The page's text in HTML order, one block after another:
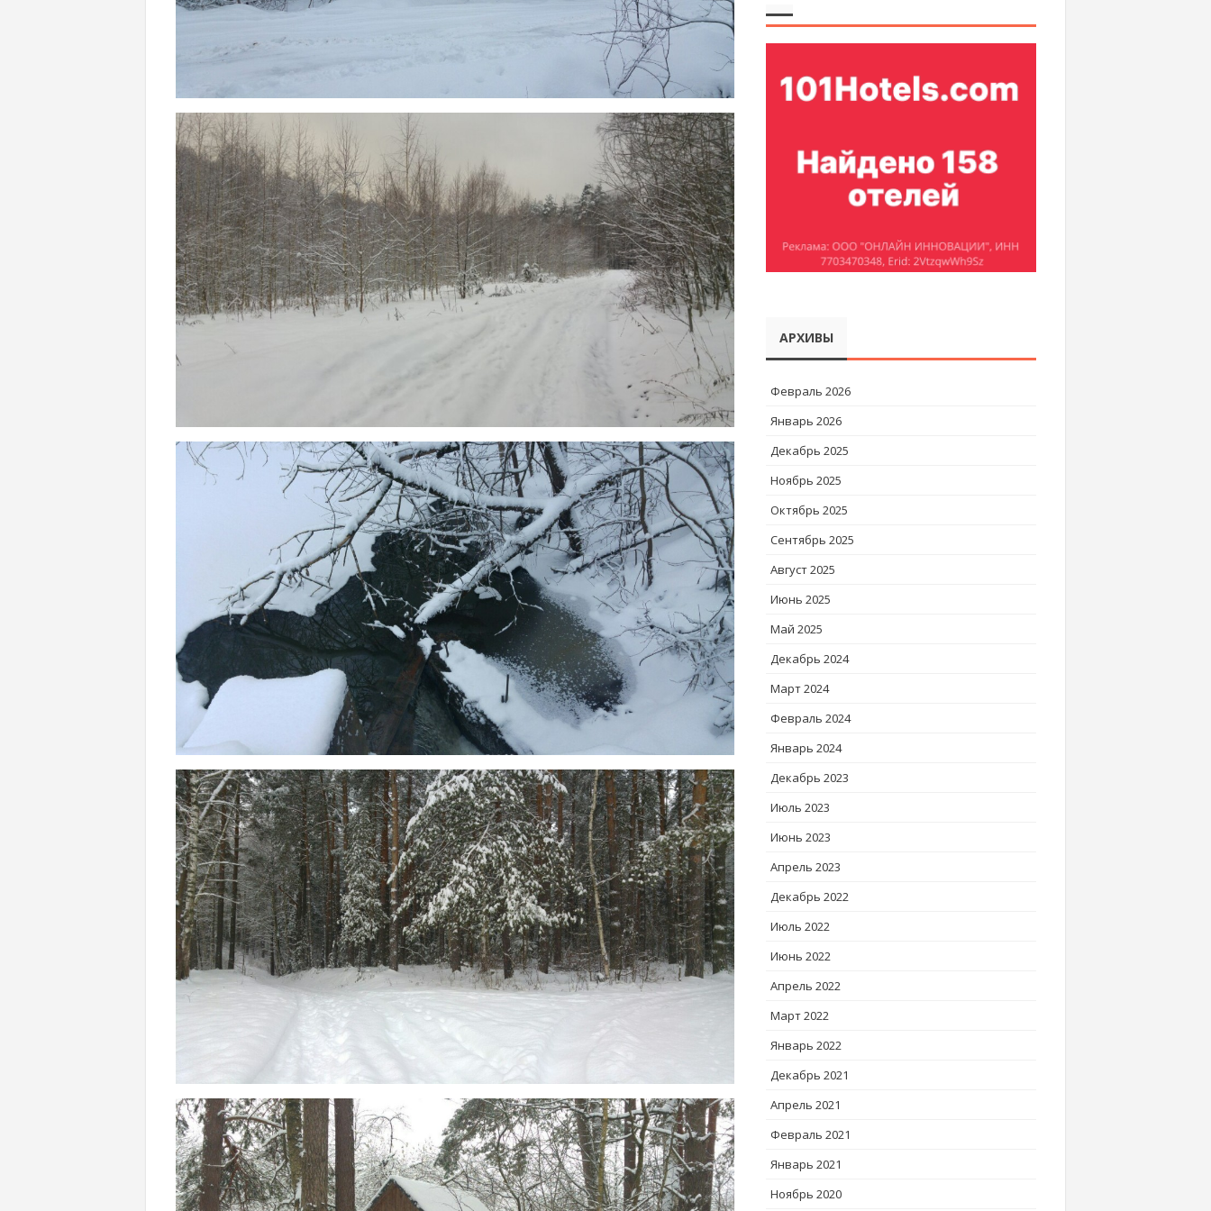
АРХИВЫ
Февраль 2026
Январь 2026
Декабрь 2025
Ноябрь 2025
Октябрь 2025
Сентябрь 2025
Август 2025
Июнь 2025
Май 2025
Декабрь 2024
Март 2024
Февраль 2024
Январь 2024
Декабрь 2023
Июль 2023
Июнь 2023
Апрель 2023
Декабрь 2022
Июль 2022
Июнь 2022
Апрель 2022
Март 2022
Январь 2022
Декабрь 2021
Апрель 2021
Февраль 2021
Январь 2021
Ноябрь 2020